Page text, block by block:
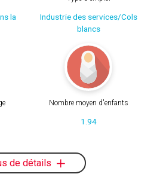
la
Industrie des services/Cols
blancs
Nombre moyen d'enfants
1.94
de détails